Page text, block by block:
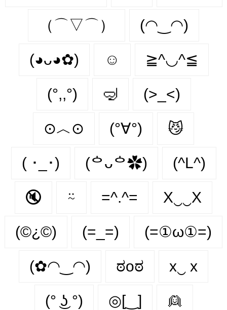
（⌒▽⌒） (◠‿◠)
(◕ᴗ◕✿) ☺️ ≧^◡^≦
(°,,°) 🤿 (>_<)
⊙︿⊙ (°∀°) 😼
( ･_･) (ᅌᴗᅌ✿) (^L^)
🔇 ⍨ =^.^= X‿‿X
(©¿©) (=_=) (=①ω①=)
(✿◠‿◠) ಠoಠ x‿ х
(° ͜ʖ °) ◎[‿] 👱